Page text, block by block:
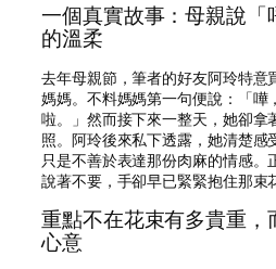
一個真實故事：母親說「
的溫柔
去年母親節，筆者的好友阿玲特意
媽媽。不料媽媽第一句便說：「嘩
啦。」然而接下來一整天，她卻拿
照。阿玲後來私下透露，她清楚感
只是不善於表達那份肉麻的情感
說著不要，手卻早已緊緊抱住那束
重點不在花束有多貴重，
心意